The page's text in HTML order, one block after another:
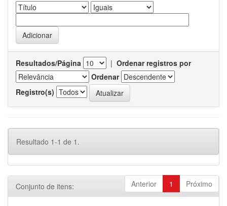
Resultados/Página | Ordenar registros por
Ordenar
Registro(s)
Resultado 1-1 de 1.
Anterior 1 Próximo
Conjunto de itens: